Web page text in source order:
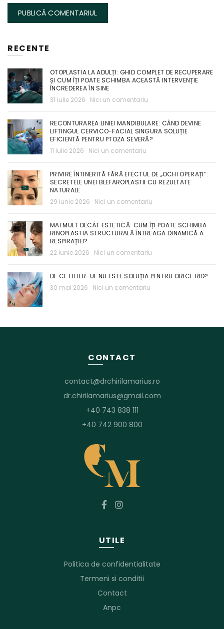
RECENTE
OTOPLASTIA LA ADULȚI: GHID COMPLET DE RECUPERARE
ȘI CUM ÎȚI POATE SCHIMBA ACEASTĂ INTERVENȚIE
ÎNCREDEREA ÎN SINE
31 iulie 2026
Nici un comentariu
RECONTURAREA LINIEI MANDIBULARE: CÂND DEVINE
LIFTINGUL CERVICO-FACIAL SINGURA SOLUȚIE
EFICIENTĂ PENTRU PTOZA SEVERĂ?
11 iulie 2026
Nici un comentariu
PRIVIRE ÎNTINERITĂ FĂRĂ EFECTUL DE „OCHI OPERAȚI”:
SECRETELE UNEI BLEFAROPLASTII CU REZULTATE
NATURALE
29 iunie 2026
Nici un comentariu
MAI MULT DECÂT ESTETICĂ: CUM ÎȚI POATE SCHIMBA
RINOPLASTIA STRUCTURALĂ ÎNTREAGA DINAMICĂ A
RESPIRAȚIEI?
22 iunie 2026
Nici un comentariu
DE CE FILLER-UL NU ESTE SOLUȚIA PENTRU ORICE RID?
30 mai 2026
Nici un comentariu
CONTACT
contact@drchirilamarius.ro
dr.chirilamarius@gmail.com
+40 743 838 111
+40 742 900 800
UTILE
Politica de confidentialitate
Termeni si conditii
Contact
Anpc